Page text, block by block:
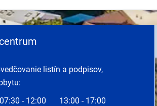
listín a podpisov,
07:30 - 12:00
13:00 - 17:00